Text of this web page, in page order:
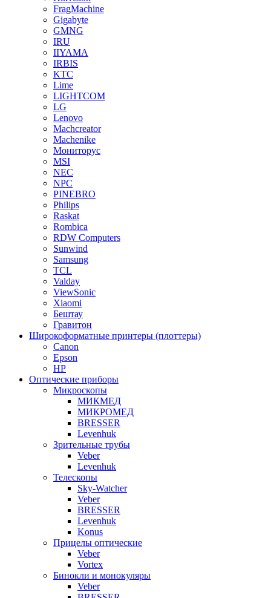
FragMachine
Gigabyte
GMNG
IRU
IIYAMA
IRBIS
KTC
Lime
LIGHTCOM
LG
Lenovo
Machcreator
Machenike
Мониторус
MSI
NEC
NPC
PINEBRO
Philips
Raskat
Rombica
RDW Computers
Sunwind
Samsung
TCL
Valday
ViewSonic
Xiaomi
Бештау
Гравитон
Широкоформатные принтеры (плоттеры)
Canon
Epson
HP
Оптические приборы
Микроскопы
МИКМЕД
МИКРОМЕД
BRESSER
Levenhuk
Зрительные трубы
Veber
Levenhuk
Телескопы
Sky-Watcher
Veber
BRESSER
Levenhuk
Konus
Прицелы оптические
Veber
Vortex
Бинокли и монокуляры
Veber